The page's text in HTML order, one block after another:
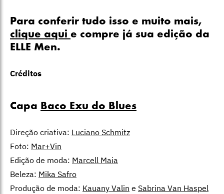
Para conferir tudo isso e muito mais,
clique aqui e compre já sua edição da
ELLE Men.
Créditos
Capa Baco Exu do Blues
Direção criativa: Luciano Schmitz
Foto: Mar+Vin
Edição de moda: Marcell Maia
Beleza: Mika Safro
Produção de moda: Kauany Valin e Sabrina Van Haspel